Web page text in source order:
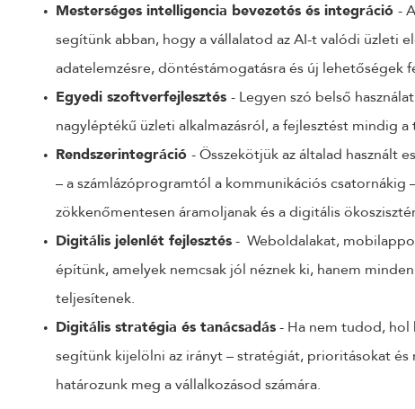
Mesterséges intelligencia bevezetés és integráció -
segítünk abban, hogy a vállalatod az AI-t valódi üzleti
adatelemzésre, döntéstámogatásra és új lehetőségek
Egyedi szoftverfejlesztés - Legyen szó belső
nagyléptékű üzleti alkalmazásról, a fejlesztést mindig
Rendszerintegráció - Összekötjük az általad használt
– a számlázóprogramtól a kommunikációs csatornákig
zökkenőmentesen áramoljanak és a digitális
Digitális jelenlét fejlesztés- Weboldalakat,
építünk, amelyek nemcsak jól néznek ki, hanem
teljesítenek.
Digitális stratégia és tanácsadás- Ha nem tudod,
segítünk kijelölni az irányt – stratégiát, prioritásokat
határozunk meg a vállalkozásod számára.